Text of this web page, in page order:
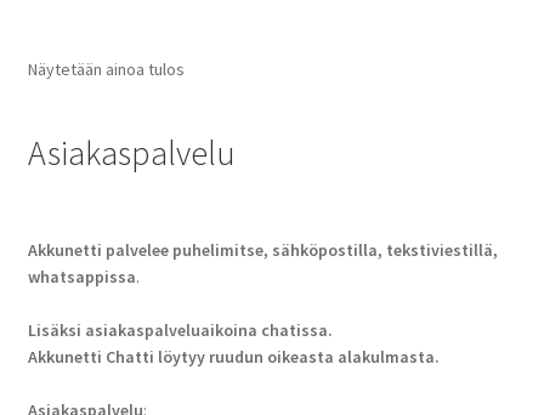
Näytetään ainoa tulos
Asiakaspalvelu
Akkunetti palvelee puhelimitse, sähköpostilla, tekstiviestillä,
whatsappissa.
Lisäksi asiakaspalveluaikoina chatissa.
Akkunetti Chatti löytyy ruudun oikeasta alakulmasta.
Asiakaspalvelu: